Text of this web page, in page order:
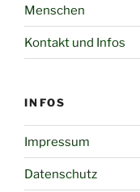
Menschen
Kontakt und Infos
INFOS
Impressum
Datenschutz